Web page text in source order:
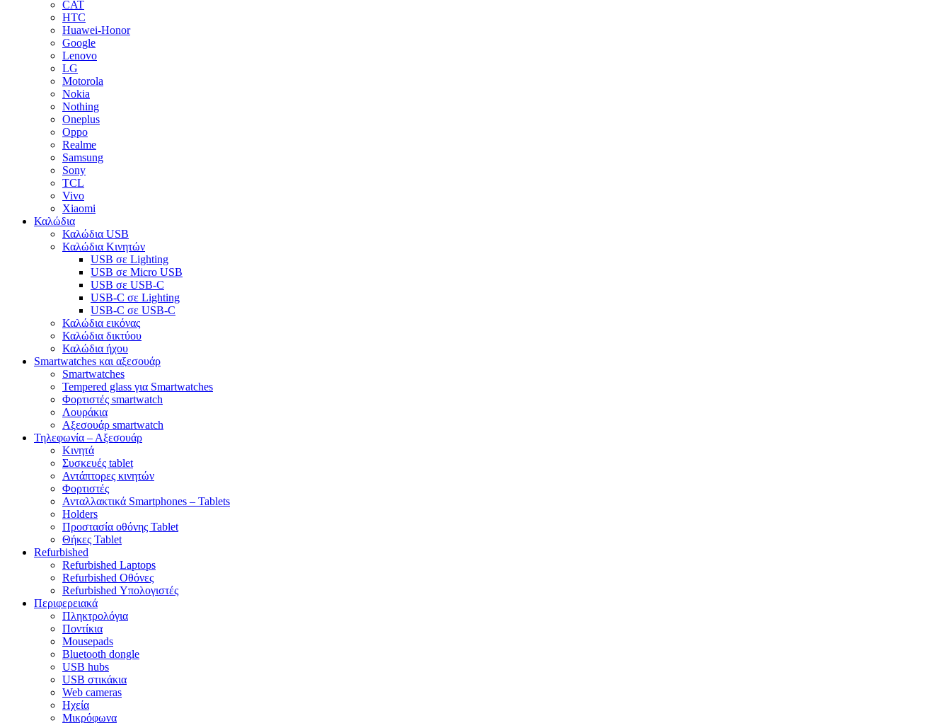
CAT
HTC
Huawei-Honor
Google
Lenovo
LG
Motorola
Nokia
Nothing
Oneplus
Oppo
Realme
Samsung
Sony
TCL
Vivo
Xiaomi
Καλώδια
Καλώδια USB
Καλώδια Κινητών
USB σε Lighting
USB σε Micro USB
USB σε USB-C
USB-C σε Lighting
USB-C σε USB-C
Καλώδια εικόνας
Καλώδια δικτύου
Καλώδια ήχου
Smartwatches και αξεσουάρ
Smartwatches
Tempered glass για Smartwatches
Φορτιστές smartwatch
Λουράκια
Αξεσουάρ smartwatch
Τηλεφωνία – Αξεσουάρ
Κινητά
Συσκευές tablet
Αντάπτορες κινητών
Φορτιστές
Ανταλλακτικά Smartphones – Tablets
Holders
Προστασία οθόνης Tablet
Θήκες Tablet
Refurbished
Refurbished Laptops
Refurbished Οθόνες
Refurbished Υπολογιστές
Περιφερειακά
Πληκτρολόγια
Ποντίκια
Mousepads
Bluetooth dongle
USB hubs
USB στικάκια
Web cameras
Ηχεία
Μικρόφωνα